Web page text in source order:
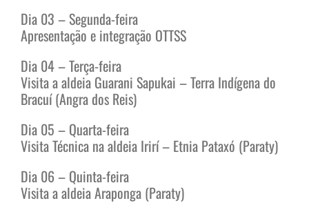
Dia 03 – Segunda-feira
Apresentação e integração OTTSS
Dia 04 – Terça-feira
Visita a aldeia Guarani Sapukai – Terra Indígena do
Bracuí (Angra dos Reis)
Dia 05 – Quarta-feira
Visita Técnica na aldeia Irirí – Etnia Pataxó (Paraty)
Dia 06 – Quinta-feira
Visita a aldeia Araponga (Paraty)